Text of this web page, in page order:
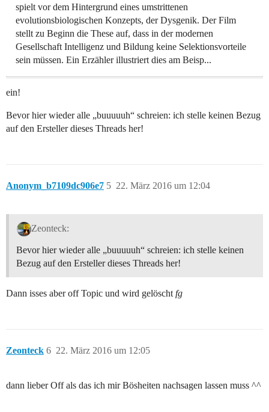
spielt vor dem Hintergrund eines umstrittenen
evolutionsbiologischen Konzepts, der Dysgenik. Der Film
stellt zu Beginn die These auf, dass in der modernen
Gesellschaft Intelligenz und Bildung keine Selektionsvorteile
sein müssen. Ein Erzähler illustriert dies am Beisp...
ein!
Bevor hier wieder alle „buuuuuh“ schreien: ich stelle keinen Bezug
auf den Ersteller dieses Threads her!
Anonym_b7109dc906e7 22. März 2016 um 12:04
5
Zeonteck:
Bevor hier wieder alle „buuuuuh“ schreien: ich stelle keinen
Bezug auf den Ersteller dieses Threads her!
Dann isses aber off Topic und wird gelöscht fg
Zeonteck 22. März 2016 um 12:05
6
dann lieber Off als das ich mir Bösheiten nachsagen lassen muss ^^